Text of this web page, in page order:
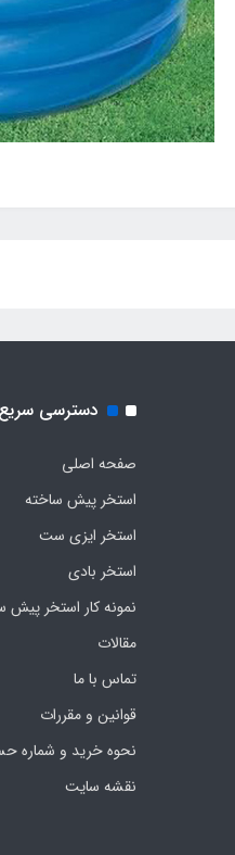
دسترسی سریع
صفحه اصلی
استخر پیش ساخته
استخر ایزی ست
استخر بادی
نمونه کار استخر پیش
مقالات
تماس با ما
قوانین و مقررات
نحوه خرید و شماره
نقشه سایت